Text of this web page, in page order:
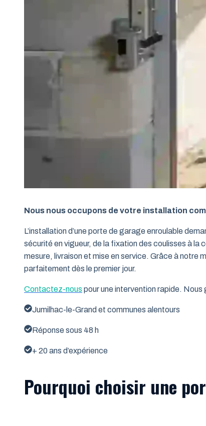
Nous nous occupons de votre installation
L’installation d’une porte de garage enroulable
sécurité en vigueur, de la fixation des coulisses à
mesure, livraison et mise en service. Grâce à notre
parfaitement dès le premier jour.
Contactez-nous pour une intervention rapide. Nous
Jumilhac-le-Grand et communes alentours
Réponse sous 48 h
+ 20 ans d’expérience
Pourquoi choisir une